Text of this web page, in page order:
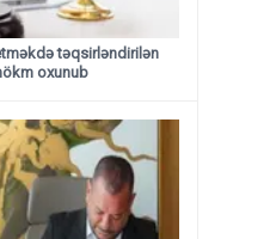
təqsirləndirilən
oxunub